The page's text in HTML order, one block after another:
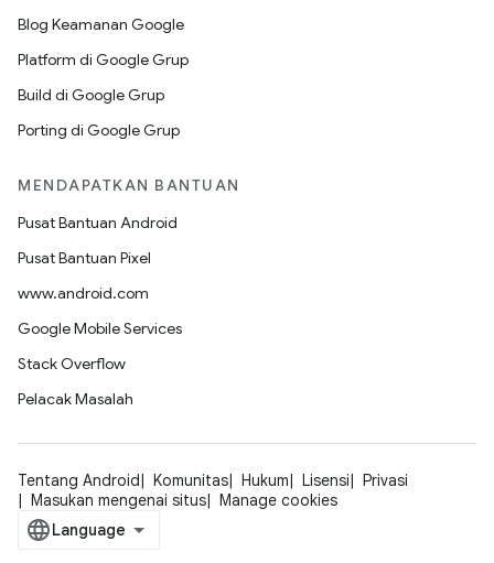
Blog Keamanan Google
Platform di Google Grup
Build di Google Grup
Porting di Google Grup
MENDAPATKAN BANTUAN
Pusat Bantuan Android
Pusat Bantuan Pixel
www.android.com
Google Mobile Services
Stack Overflow
Pelacak Masalah
Tentang Android Komunitas Hukum Lisensi
Privasi
Masukan mengenai situs
Manage cookies